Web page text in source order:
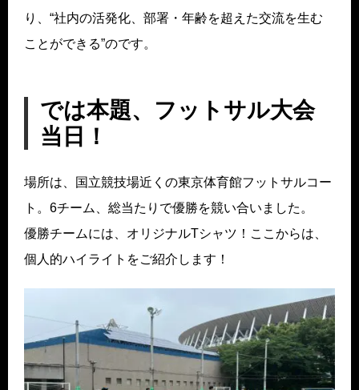
り、“社内の活発化、部署・年齢を超えた交流を生む
ことができる”のです。
では本題、フットサル大会
当日！
場所は、国立競技場近くの東京体育館フットサルコー
ト。6チーム、総当たりで優勝を競い合いました。
優勝チームには、オリジナルTシャツ！ここからは、
個人的ハイライトをご紹介します！